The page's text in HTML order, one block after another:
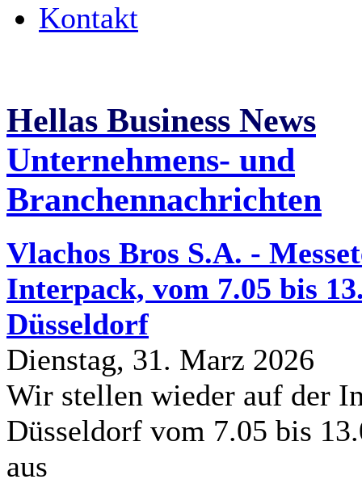
Kontakt
Hellas Business News
Unternehmens- und
Branchennachrichten
Vlachos Bros S.A. -
Interpack, vom 7.05 bis
Düsseldorf
Dienstag, 31. Marz 2026
Wir stellen wieder auf der
Düsseldorf vom 7.05 bis
aus